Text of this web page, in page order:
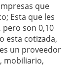
que
Esta que les
pero son 0,10
esta cotizada,
un proveedor
mobiliario,